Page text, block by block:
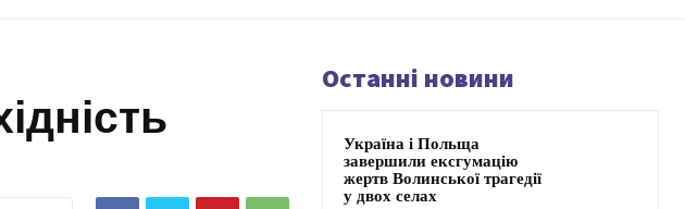
Останні новини
Україна і Польща
завершили ексгумацію
жертв Волинської трагедії
у двох селах